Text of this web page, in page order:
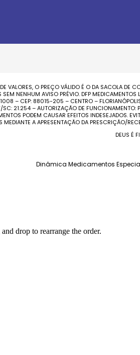
VALORES, O PREÇO VÁLIDO É O DA SACOLA
SEM NENHUM AVISO PRÉVIO. DFP
– CEP: 88015-205 – CENTRO –
SC: 21.254 – AUTORIZAÇÃO DE
PODEM CAUSAR EFEITOS
MEDIANTE A APRESENTAÇÃO DA PRESCRIÇÃO/
DEUS É
Dinâmica Medicamentos
drop to rearrange the order.